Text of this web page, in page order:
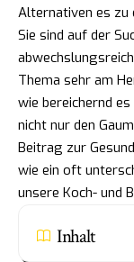
Alternativen es zu
Sie sind auf der
Thema sehr am
wie bereichernd
nicht nur den
Beitrag zur
wie ein oft
unsere Koch- und
Inhalt